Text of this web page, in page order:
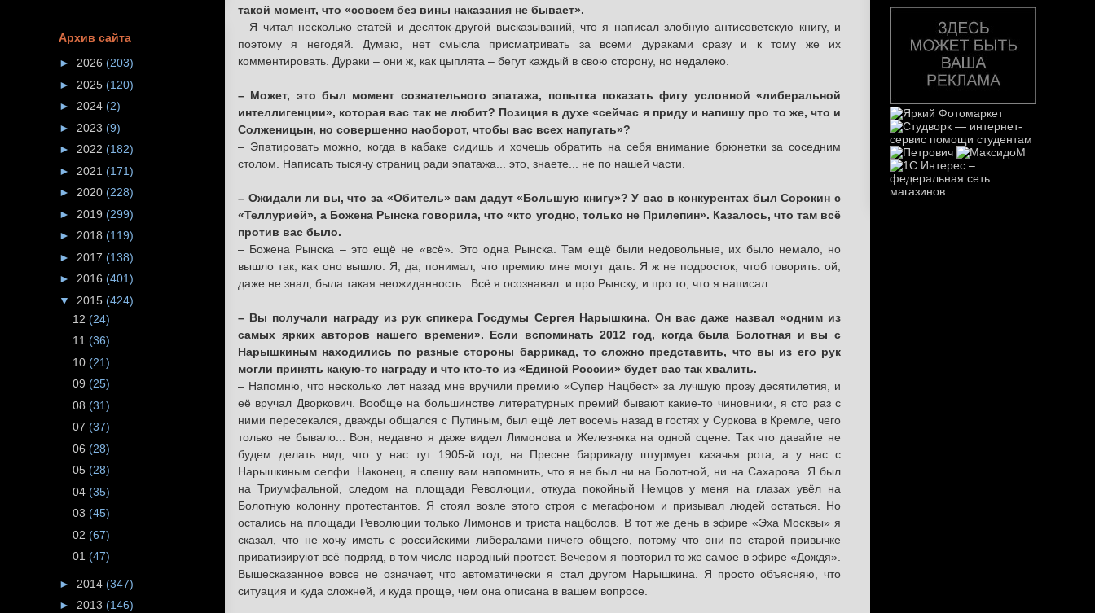
такой момент, что «совсем без вины наказания не бывает».
– Я читал несколько статей и десяток-другой высказываний, что я написал злобную антисоветскую книгу, и
поэтому я негодяй. Думаю, нет смысла присматривать за всеми дураками сразу и к тому же их
комментировать. Дураки – они ж, как цыплята – бегут каждый в свою сторону, но недалеко.
– Может, это был момент сознательного эпатажа, попытка показать фигу условной «либеральной
интеллигенции», которая вас так не любит? Позиция в духе «сейчас я приду и напишу про то же, что и
Солженицын, но совершенно наоборот, чтобы вас всех напугать»?
– Эпатировать можно, когда в кабаке сидишь и хочешь обратить на себя внимание брюнетки за соседним
столом. Написать тысячу страниц ради эпатажа... это, знаете... не по нашей части.
– Ожидали ли вы, что за «Обитель» вам дадут «Большую книгу»? У вас в конкурентах был Сорокин с
«Теллурией», а Божена Рынска говорила, что «кто угодно, только не Прилепин». Казалось, что там всё
против вас было.
– Божена Рынска – это ещё не «всё». Это одна Рынска. Там ещё были недовольные, их было немало, но
вышло так, как оно вышло. Я, да, понимал, что премию мне могут дать. Я ж не подросток, чтоб говорить: ой,
даже не знал, была такая неожиданность...Всё я осознавал: и про Рынску, и про то, что я написал.
– Вы получали награду из рук спикера Госдумы Сергея Нарышкина. Он вас даже назвал «одним из
самых ярких авторов нашего времени». Если вспоминать 2012 год, когда была Болотная и вы с
Нарышкиным находились по разные стороны баррикад, то сложно представить, что вы из его рук
могли принять какую-то награду и что кто-то из «Единой России» будет вас так хвалить.
– Напомню, что несколько лет назад мне вручили премию «Супер Нацбест» за лучшую прозу десятилетия, и
её вручал Дворкович. Вообще на большинстве литературных премий бывают какие-то чиновники, я сто раз с
ними пересекался, дважды общался с Путиным, был ещё лет восемь назад в гостях у Суркова в Кремле, чего
только не бывало... Вон, недавно я даже видел Лимонова и Железняка на одной сцене. Так что давайте не
будем делать вид, что у нас тут 1905-й год, на Пресне баррикаду штурмует казачья рота, а у нас с
Нарышкиным селфи. Наконец, я спешу вам напомнить, что я не был ни на Болотной, ни на Сахарова. Я был
на Триумфальной, следом на площади Революции, откуда покойный Немцов у меня на глазах увёл на
Болотную колонну протестантов. Я стоял возле этого строя с мегафоном и призывал людей остаться. Но
остались на площади Революции только Лимонов и триста нацболов. В тот же день в эфире «Эха Москвы» я
сказал, что не хочу иметь с российскими либералами ничего общего, потому что они по старой привычке
приватизируют всё подряд, в том числе народный протест. Вечером я повторил то же самое в эфире «Дождя».
Вышесказанное вовсе не означает, что автоматически я стал другом Нарышкина. Я просто объясняю, что
ситуация и куда сложней, и куда проще, чем она описана в вашем вопросе.
Архив сайта
► 2026 (203)
► 2025 (120)
► 2024 (2)
► 2023 (9)
► 2022 (182)
► 2021 (171)
► 2020 (228)
► 2019 (299)
► 2018 (119)
► 2017 (138)
► 2016 (401)
▼ 2015 (424)
12 (24)
11 (36)
10 (21)
09 (25)
08 (31)
07 (37)
06 (28)
05 (28)
04 (35)
03 (45)
02 (67)
01 (47)
► 2014 (347)
► 2013 (146)